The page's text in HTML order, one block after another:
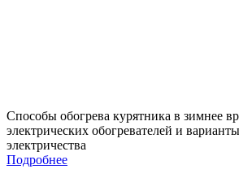
Способы обогрева курятника в зимнее
электрических обогревателей и
электричества
Подробнее